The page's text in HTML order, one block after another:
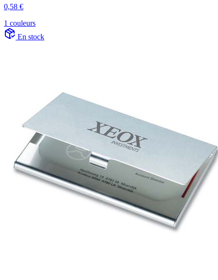
0,58 €
1 couleurs
En stock